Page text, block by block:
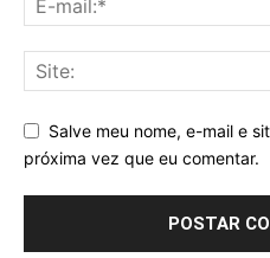
Salve meu nome, e-mail e
próxima vez que eu comentar.